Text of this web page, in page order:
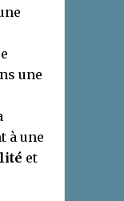
une
à une
et